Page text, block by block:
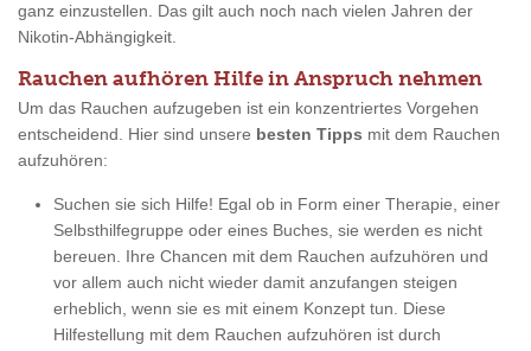
ganz einzustellen. Das gilt auch noch nach vielen Jahren der
Nikotin-Abhängigkeit.
Rauchen aufhören Hilfe in Anspruch nehmen
Um das Rauchen aufzugeben ist ein konzentriertes Vorgehen
entscheidend. Hier sind unsere besten Tipps mit dem Rauchen
aufzuhören:
Suchen sie sich Hilfe! Egal ob in Form einer Therapie, einer
Selbsthilfegruppe oder eines Buches, sie werden es nicht
bereuen. Ihre Chancen mit dem Rauchen aufzuhören und
vor allem auch nicht wieder damit anzufangen steigen
erheblich, wenn sie es mit einem Konzept tun. Diese
Hilfestellung mit dem Rauchen aufzuhören ist durch